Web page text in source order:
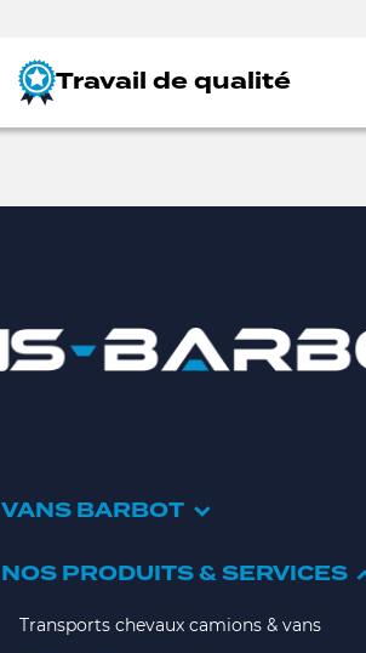
Travail de qualité
VANS BARBOT
NOS PRODUITS & SERVICES
Transports chevaux camions & vans